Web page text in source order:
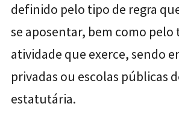
definido pelo tipo de regra
se aposentar, bem como pelo
atividade que exerce, sendo
privadas ou escolas públicas
estatutária.